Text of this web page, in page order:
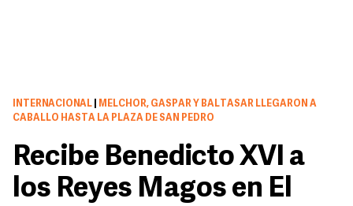
INTERNACIONAL
MELCHOR, GASPAR Y BALTASAR LLEGARON A
CABALLO HASTA LA PLAZA DE SAN PEDRO
Recibe Benedicto XVI a
los Reyes Magos en El